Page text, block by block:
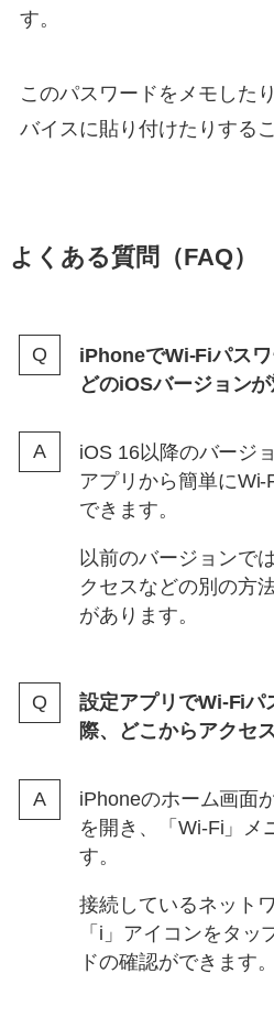
す。
このパスワードをメモした
バイスに貼り付けたりする
よくある質問（FAQ）
iPhoneでWi-Fiパスワ
どのiOSバージョン
iOS 16以降のバージ
アプリから簡単に
できます。
以前のバージョンで
クセスなどの別の方
があります。
設定アプリでWi-Fiパ
際、どこからアクセ
iPhoneのホーム画面
を開き、「Wi-Fi」メ
す。
接続しているネット
「i」アイコンをタッ
ドの確認ができます。